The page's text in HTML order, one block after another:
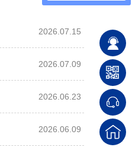
2026.07.15
2026.07.09
2026.06.23
2026.06.09